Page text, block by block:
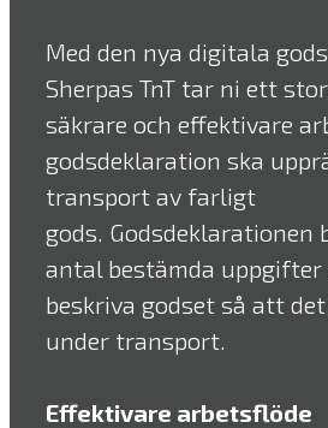
Med den nya digitala
Sherpas TnT tar ni ett
säkrare och effektivare
godsdeklaration ska
transport av farligt
gods. Godsdeklarationen
antal bestämda uppgifter
beskriva godset så att
under transport.
Effektivare arbetsflöde